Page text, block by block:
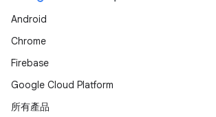
Android
Chrome
Firebase
Google Cloud Platform
所有產品